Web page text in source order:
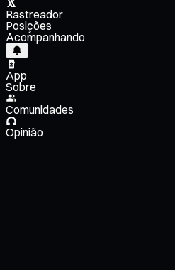
Rastreador
Posições
Acompanhando
App
Sobre
Comunidades
Opinião